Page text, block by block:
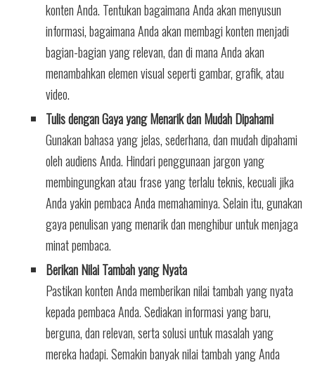
konten Anda. Tentukan bagaimana Anda akan menyusun
informasi, bagaimana Anda akan membagi konten menjadi
bagian-bagian yang relevan, dan di mana Anda akan
menambahkan elemen visual seperti gambar, grafik, atau
video.
Tulis dengan Gaya yang Menarik dan Mudah Dipahami
Gunakan bahasa yang jelas, sederhana, dan mudah dipahami
oleh audiens Anda. Hindari penggunaan jargon yang
membingungkan atau frase yang terlalu teknis, kecuali jika
Anda yakin pembaca Anda memahaminya. Selain itu, gunakan
gaya penulisan yang menarik dan menghibur untuk menjaga
minat pembaca.
Berikan Nilai Tambah yang Nyata
Pastikan konten Anda memberikan nilai tambah yang nyata
kepada pembaca Anda. Sediakan informasi yang baru,
berguna, dan relevan, serta solusi untuk masalah yang
mereka hadapi. Semakin banyak nilai tambah yang Anda